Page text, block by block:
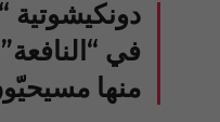
دونكيشوتية
منها